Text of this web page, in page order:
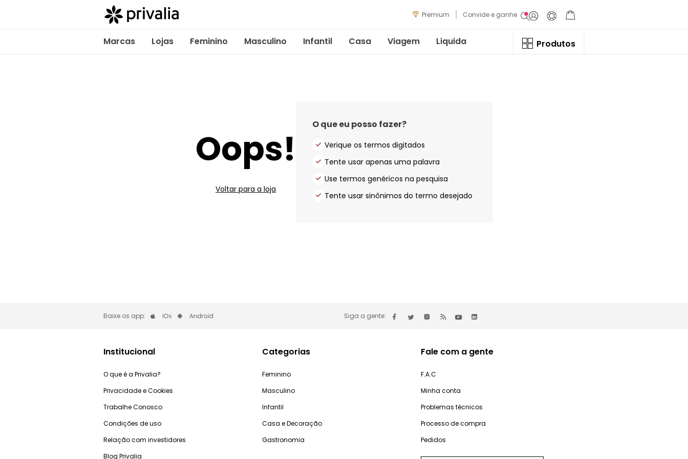
Premium Convide e ganhe
Marcas Lojas Feminino Masculino Infantil Casa Viagem Liquida Produtos
Oops!
Voltar para a loja
O que eu posso fazer?
Verique os termos digitados
Tente usar apenas uma palavra
Use termos genéricos na pesquisa
Tente usar sinônimos do termo desejado
Baixe os app: Siga a gente:
Institucional
O que é a Privalia?
Privacidade e Cookies
Trabalhe Conosco
Condições de uso
Relação com investidores
Blog Privalia
Categorias
Feminino
Masculino
Infantil
Casa e Decoração
Gastronomia
Fale com a gente
F.A.C
Minha conta
Problemas técnicos
Processo de compra
Pedidos